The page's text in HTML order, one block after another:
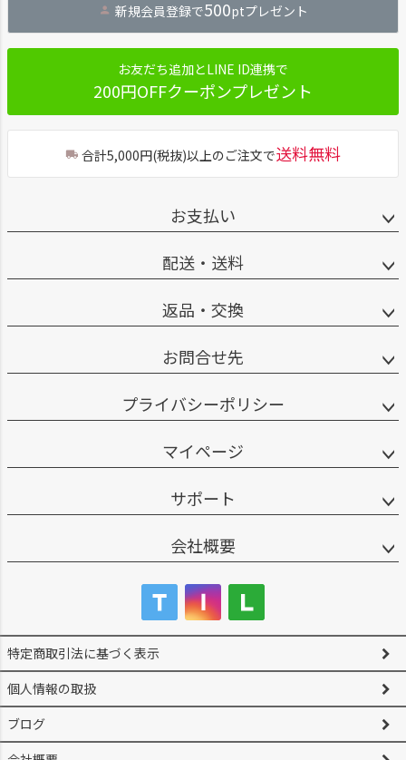
へ
新規会員登録で500ptプレゼント
お友だち追加とLINE ID連携で
200円OFFクーポンプレゼント
合計5,000円(税抜)以上のご注文で送料無料
お支払い
配送・送料
返品・交換
お問合せ先
プライバシーポリシー
マイページ
サポート
会社概要
特定商取引法に基づく表示
個人情報の取扱
ブログ